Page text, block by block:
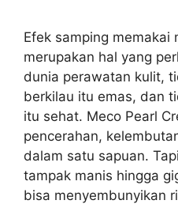
Efek samping memakai
merupakan hal yang
dunia perawatan kulit,
berkilau itu emas, dan
itu sehat. Meco Pearl
pencerahan,
dalam satu sapuan.
tampak manis hingga
bisa menyembunyikan